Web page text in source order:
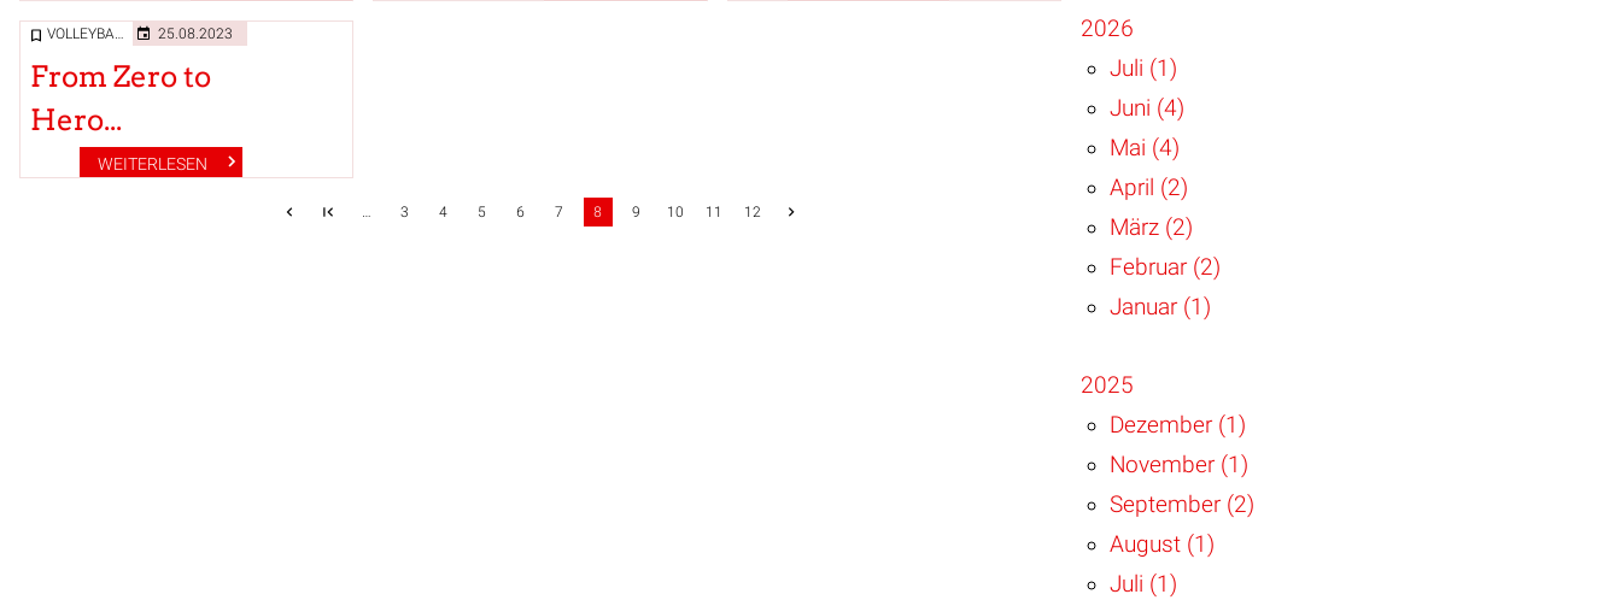
VOLLEYBALL 25.08.2023
From Zero to
Hero...
WEITERLESEN
3 4 5 6 7 8 9 10 11 12
2026
Juli (1)
Juni (4)
Mai (4)
April (2)
März (2)
Februar (2)
Januar (1)
2025
Dezember (1)
November (1)
September (2)
August (1)
Juli (1)